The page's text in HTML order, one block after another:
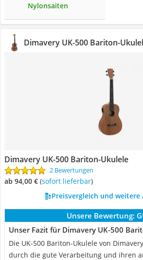
Nylonsaiten
Dimavery UK-500 Bariton-
Dimavery UK-500 Bariton-Ukulele
2 Bewertungen
ab 94,00 € ( Sofort lieferbar)
Preisvergleich und weitere
Unsere Bewertung:
Unser Fazit für Dimavery UK-500
Die UK-500 Bariton-Ukulele von
durch die gute Verarbeitung und ihren